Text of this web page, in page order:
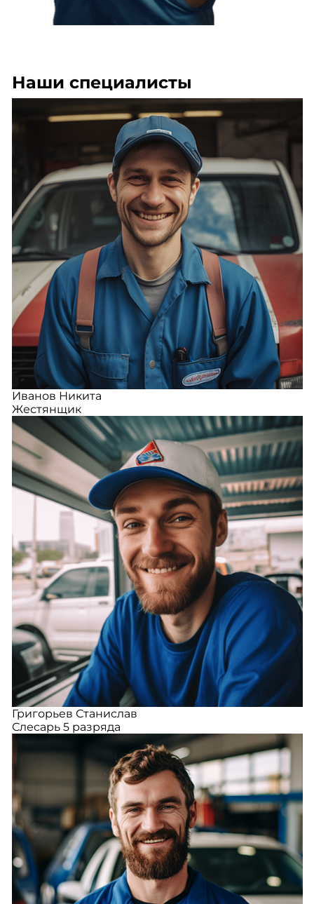
Наши специалисты
Иванов Никита
Жестянщик
Григорьев Станислав
Слесарь 5 разряда